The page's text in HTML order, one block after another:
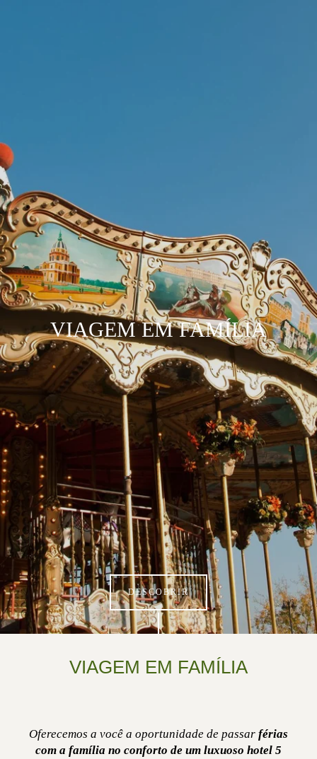
VIAGEM EM FAMÍLIA
DESCOBRIR
VIAGEM EM FAMÍLIA
Oferecemos a você a oportunidade de passar férias
com a família no conforto de um luxuoso hotel 5